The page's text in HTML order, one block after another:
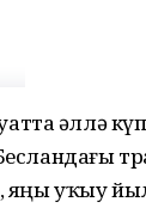
әллә
яңы уҡыу